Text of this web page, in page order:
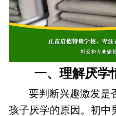
一、理解厌学
要判断兴趣激发是
孩子厌学的原因。初中